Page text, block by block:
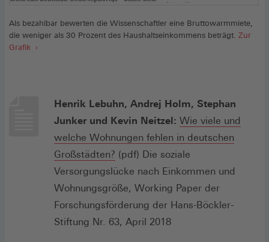
Als bezahlbar bewerten die Wissenschaftler eine Bruttowarmmiete,
die weniger als 30 Prozent des Haushaltseinkommens beträgt. Zur
Grafik
Henrik Lebuhn, Andrej Holm, Stephan
Junker und Kevin Neitzel: Wie viele und
welche Wohnungen fehlen in deutschen
Großstädten? Zur
Studie
(Öffnet
in
einem
(pdf) Die soziale
Versorgungslücke nach Einkommen und
Wohnungsgröße, Working Paper der
Forschungsförderung der Hans-Böckler-
Stiftung Nr. 63, April 2018